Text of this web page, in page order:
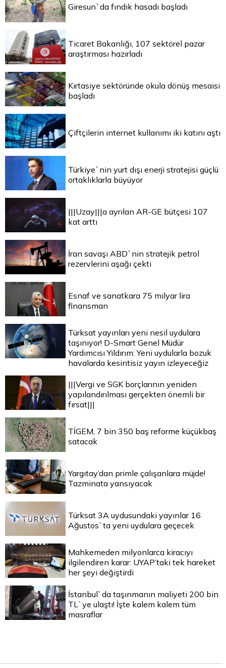
Giresun`da fındık hasadı başladı
Ticaret Bakanlığı, 107 sektörel pazar
araştırması hazırladı
Kırtasiye sektöründe okula dönüş mesaisi
başladı
Çiftçilerin internet kullanımı iki katını aştı
Türkiye`nin yurt dışı enerji stratejisi güçlü
ortaklıklarla büyüyor
|||Uzay|||a ayrılan AR-GE bütçesi 107
kat arttı
İran savaşı ABD`nin stratejik petrol
rezervlerini aşağı çekti
Esnaf ve sanatkara 75 milyar lira
finansman
Türksat yayınları yeni nesil uydulara
taşınıyor! D-Smart Genel Müdür
Yardımcısı Yıldırım: Yeni uydularla bozuk
havalarda kesintisiz yayın izleyeceğiz
|||Vergi ve SGK borçlarının yeniden
yapılandırılması gerçekten önemli bir
fırsat|||
TİGEM, 7 bin 350 baş reforme küçükbaş
satacak
Yargıtay’dan primle çalışanlara müjde!
Tazminata yansıyacak
Türksat 3A uydusundaki yayınlar 16
Ağustos`ta yeni uydulara geçecek
Mahkemeden milyonlarca kiracıyı
ilgilendiren karar: UYAP’taki tek hareket
her şeyi değiştirdi
İstanbul`da taşınmanın maliyeti 200 bin
TL`ye ulaştı! İşte kalem kalem tüm
masraflar